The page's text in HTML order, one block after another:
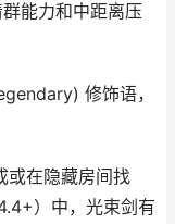
能力和中距离压
修饰语，
或在隐藏房间找
）中，光束剑有